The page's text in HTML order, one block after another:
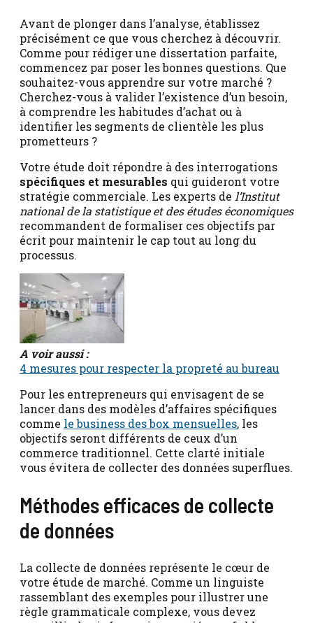
Avant de plonger dans l’analyse, établissez
précisément ce que vous cherchez à découvrir.
Comme pour rédiger une dissertation parfaite,
commencez par poser les bonnes questions. Que
souhaitez-vous apprendre sur votre marché ?
Cherchez-vous à valider l’existence d’un besoin,
à comprendre les habitudes d’achat ou à
identifier les segments de clientèle les plus
prometteurs ?
Votre étude doit répondre à des interrogations
spécifiques et mesurables qui guideront votre
stratégie commerciale. Les experts de l’Institut
national de la statistique et des études économiques
recommandent de formaliser ces objectifs par
écrit pour maintenir le cap tout au long du
processus.
A voir aussi :
4 mesures pour respecter la propreté au bureau
Pour les entrepreneurs qui envisagent de se
lancer dans des modèles d’affaires spécifiques
comme le business des box mensuelles, les
objectifs seront différents de ceux d’un
commerce traditionnel. Cette clarté initiale
vous évitera de collecter des données superflues.
Méthodes efficaces de collecte
de données
La collecte de données représente le cœur de
votre étude de marché. Comme un linguiste
rassemblant des exemples pour illustrer une
règle grammaticale complexe, vous devez